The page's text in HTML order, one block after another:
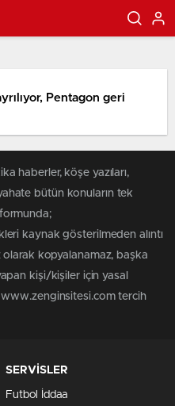
Pentagon geri
haberler, köşe yazıları,
bütün konuların tek
kaynak gösterilmeden alıntı
olarak kopyalanamaz, başka
kişi/kişiler için yasal
www.zenginsitesi.com tercih
SERVİSLER
Futbol İddaa